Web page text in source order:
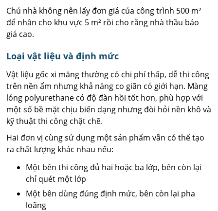
Chủ nhà không nên lấy đơn giá của công trình 500 m²
để nhân cho khu vực 5 m² rồi cho rằng nhà thầu báo
giá cao.
Loại vật liệu và định mức
Vật liệu gốc xi măng thường có chi phí thấp, dễ thi công
trên nền ẩm nhưng khả năng co giãn có giới hạn. Màng
lỏng polyurethane có độ đàn hồi tốt hơn, phù hợp với
một số bề mặt chịu biến dạng nhưng đòi hỏi nền khô và
kỹ thuật thi công chặt chẽ.
Hai đơn vị cùng sử dụng một sản phẩm vẫn có thể tạo
ra chất lượng khác nhau nếu:
Một bên thi công đủ hai hoặc ba lớp, bên còn lại
chỉ quét một lớp
Một bên dùng đúng định mức, bên còn lại pha
loãng